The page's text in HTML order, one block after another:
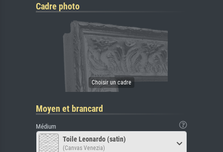
Cadre photo
Moyen et brancard
Médium
Toile Leonardo (satin)
(Canvas Venezia)